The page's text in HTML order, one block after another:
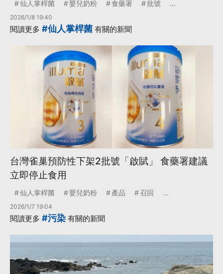
仙人掌桿菌 嬰兒奶粉 食藥署 批號 ...
2026/1/8 19:40
閱讀更多 #仙人掌桿菌 有關的新聞
台灣雀巢預防性下架2批號「啟賦」 食藥署建議
立即停止食用
仙人掌桿菌 嬰兒奶粉 產品 召回 ...
2026/1/7 19:04
閱讀更多 #污染 有關的新聞